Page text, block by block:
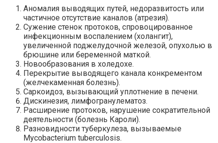
Аномалия выводящих путей, недоразвитость или
частичное отсутствие каналов (атрезия).
Сужение стенок протоков, спровоцированное
инфекционным воспалением (холангит),
увеличенной поджелудочной железой, опухолью в
брюшине или беременной маткой.
Новообразования в холедохе.
Перекрытие выводящего канала конкрементом
(желчекаменная болезнь).
Саркоидоз, вызывающий уплотнение в печени.
Дискинезия, лимфогранулематоз.
Расширение протоков, нарушение сократительной
деятельности (болезнь Кароли).
Разновидности туберкулеза, вызываемые
Mycobacterium tuberculosis.